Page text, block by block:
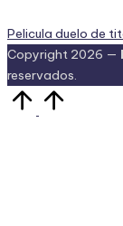
Pelicula duelo de
Copyright 2026 —
reservados.